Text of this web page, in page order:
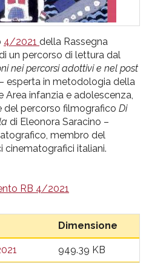
4/2021 della Rassegna
un percorso di lettura dal
nei percorsi adottivi e nel post
esperta in metodologia della
Area infanzia e adolescenza,
del percorso filmografico Di
di Eleonora Saracino –
membro del
cinematografici italiani.
RB 4/2021
Dimensione
949.39 KB